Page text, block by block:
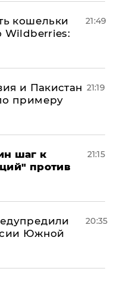
кошельки
Wildberries:
21:49
и Пакистан
примеру
21:19
шаг к
против
21:15
Южной
20:35